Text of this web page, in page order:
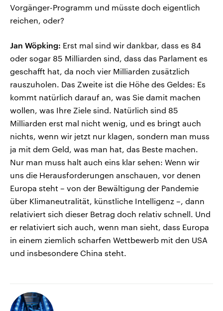
Vorgänger-Programm und müsste doch eigentlich
reichen, oder?
Jan Wöpking: Erst mal sind wir dankbar, dass es 84
oder sogar 85 Milliarden sind, dass das Parlament es
geschafft hat, da noch vier Milliarden zusätzlich
rauszuholen. Das Zweite ist die Höhe des Geldes: Es
kommt natürlich darauf an, was Sie damit machen
wollen, was Ihre Ziele sind. Natürlich sind 85
Milliarden erst mal nicht wenig, und es bringt auch
nichts, wenn wir jetzt nur klagen, sondern man muss
ja mit dem Geld, was man hat, das Beste machen.
Nur man muss halt auch eins klar sehen: Wenn wir
uns die Herausforderungen anschauen, vor denen
Europa steht – von der Bewältigung der Pandemie
über Klimaneutralität, künstliche Intelligenz –, dann
relativiert sich dieser Betrag doch relativ schnell. Und
er relativiert sich auch, wenn man sieht, dass Europa
in einem ziemlich scharfen Wettbewerb mit den USA
und insbesondere China steht.